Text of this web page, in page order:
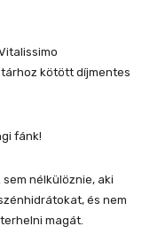
kötött díjmentes
fánk!
nélkülöznie, aki
és nem
magát.